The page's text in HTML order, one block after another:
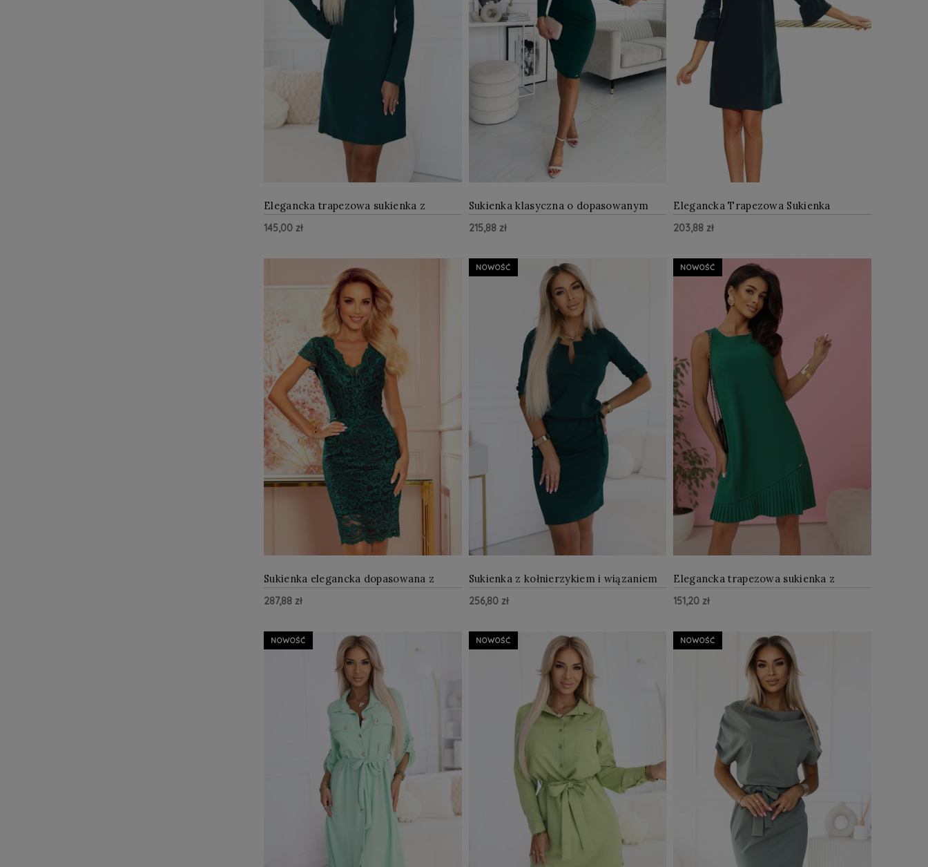
Elegancka trapezowa sukienka z
falbankami na ramionach Zieleń
butelkowa
145,00 zł
Do Koszyka ZOBACZ WIĘCEJ
Sukienka klasyczna o dopasowanym
fasonie ZIELONA
215,88 zł
Do Koszyka
Elegancka Trapezowa Sukienka
ZIELONA
203,88 zł
Do Koszyka ZOBACZ WIĘCEJ
Sukienka elegancka dopasowana z
koronki ZIELONA
287,88 zł
Do Koszyka
Sukienka z kołnierzykiem i wiązaniem
Butelkowa Zieleń
256,80 zł
Do Koszyka
NOWOŚĆ
Elegancka trapezowa sukienka z
asymetryczną plisą Zielona
151,20 zł
NOWOŚĆ
NOWOŚĆ NOWOŚĆ NOWOŚĆ